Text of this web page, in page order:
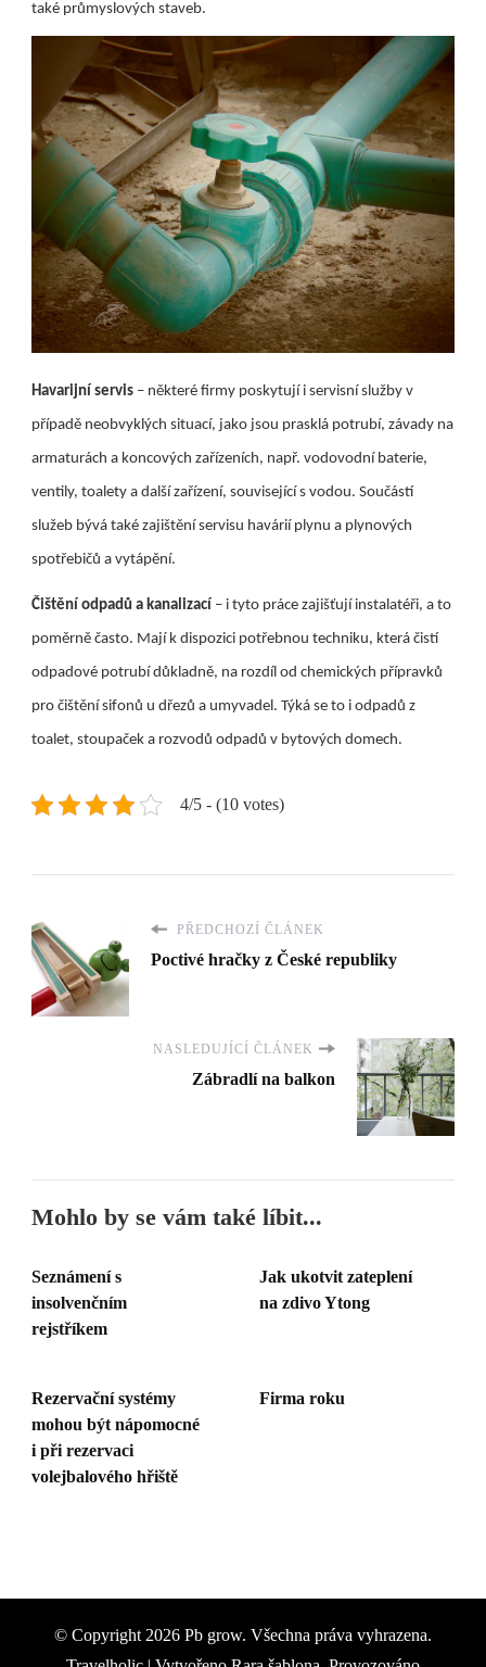
také průmyslových staveb.
Havarijní servis – některé firmy poskytují i servisní služby v
případě neobvyklých situací, jako jsou prasklá potrubí, závady na
armaturách a koncových zařízeních, např. vodovodní baterie,
ventily, toalety a další zařízení, související s vodou. Součástí
služeb bývá také zajištění servisu havárií plynu a plynových
spotřebičů a vytápění.
Čištění odpadů a kanalizací – i tyto práce zajišťují instalatéři, a to
poměrně často. Mají k dispozici potřebnou techniku, která čistí
odpadové potrubí důkladně, na rozdíl od chemických přípravků
pro čištění sifonů u dřezů a umyvadel. Týká se to i odpadů z
toalet, stoupaček a rozvodů odpadů v bytových domech.
4/5 - (10 votes)
PŘEDCHOZÍ ČLÁNEK
Poctivé hračky z České republiky
NASLEDUJÍCÍ ČLÁNEK
Zábradlí na balkon
Mohlo by se vám také líbit...
Seznámení s
insolvenčním
rejstříkem
Jak ukotvit zateplení
na zdivo Ytong
Rezervační systémy
mohou být nápomocné
i při rezervaci
volejbalového hřiště
Firma roku
© Copyright 2026 Pb grow. Všechna práva vyhrazena.